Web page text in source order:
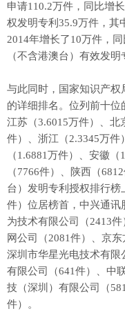
申请110.2万件，同比增
权发明专利35.9万件，其
2014年增长了10万件，
（不含港澳台）有效发明
与此同时，国家知识产权
的详细排名。位列前十位
江苏（3.6015万件）、北
件）、浙江（2.3345万件
（1.6881万件）、安徽
（7766件）、陕西（
台）发明专利授权排行
件）位居榜首，中兴通讯
为技术有限公司（2413
网公司（2081件）、京
深圳市华星光电技术有限
有限公司（641件）、中
技（深圳）有限公司（
件）。